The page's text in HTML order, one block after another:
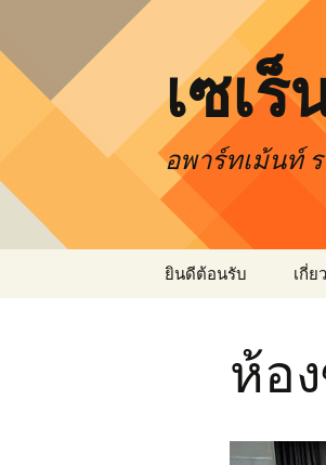
เซเ
อพาร์ทเม้นท์
Skip
ยินดีต้อนรับ เกี่ย
ห้อ